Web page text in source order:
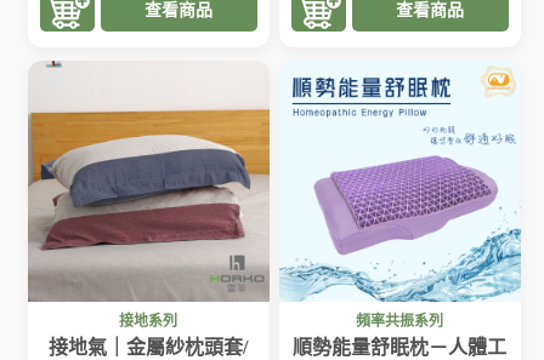
查看商品 查看商品
接地系列
接地氣｜金屬紗枕頭套/
頻率共振系列
順勢能量舒眠枕－人體工